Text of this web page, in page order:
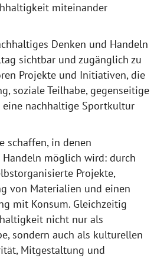
miteinander
Denken und Handeln
sichtbar und zugänglich zu
Projekte und Initiativen, die
soziale Teilhabe, gegenseitige
eine nachhaltige Sportkultur
schaffen, in denen
möglich wird: durch
Projekte,
von Materialien und einen
mit Konsum. Gleichzeitig
nicht nur als
sondern auch als kulturellen
Mitgestaltung und